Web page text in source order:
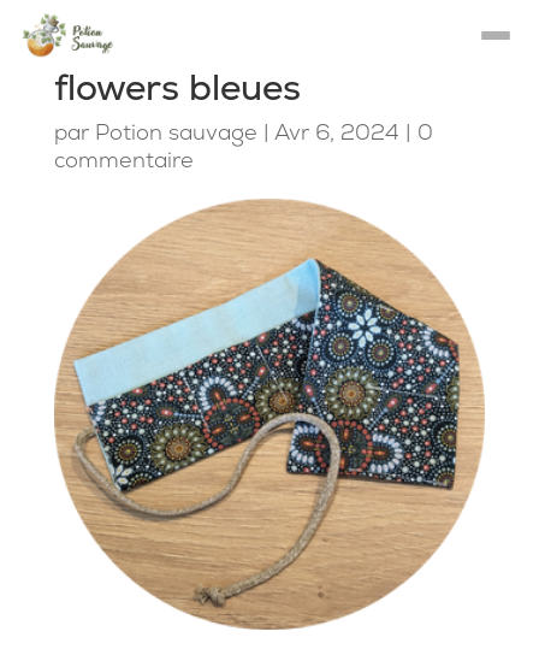
flowers bleues
par Potion sauvage | Avr 6, 2024 | 0
commentaire